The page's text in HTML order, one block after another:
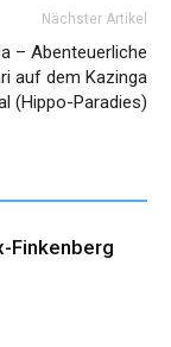
Nächster Artikel
– Abenteuerliche
auf dem Kazinga
(Hippo-Paradies)
Finkenberg